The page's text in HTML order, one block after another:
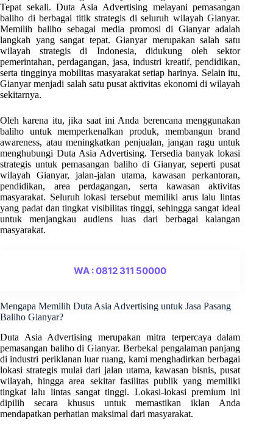
Tepat sekali. Duta Asia Advertising melayani pemasangan
baliho di berbagai titik strategis di seluruh wilayah Gianyar.
Memilih baliho sebagai media promosi di Gianyar adalah
langkah yang sangat tepat. Gianyar merupakan salah satu
wilayah strategis di Indonesia, didukung oleh sektor
pemerintahan, perdagangan, jasa, industri kreatif, pendidikan,
serta tingginya mobilitas masyarakat setiap harinya. Selain itu,
Gianyar menjadi salah satu pusat aktivitas ekonomi di wilayah
sekitarnya.
Oleh karena itu, jika saat ini Anda berencana menggunakan
baliho untuk memperkenalkan produk, membangun brand
awareness, atau meningkatkan penjualan, jangan ragu untuk
menghubungi Duta Asia Advertising. Tersedia banyak lokasi
strategis untuk pemasangan baliho di Gianyar, seperti pusat
wilayah Gianyar, jalan-jalan utama, kawasan perkantoran,
pendidikan, area perdagangan, serta kawasan aktivitas
masyarakat. Seluruh lokasi tersebut memiliki arus lalu lintas
yang padat dan tingkat visibilitas tinggi, sehingga sangat ideal
untuk menjangkau audiens luas dari berbagai kalangan
masyarakat.
WA : 0812 311 50000
Mengapa Memilih Duta Asia Advertising untuk Jasa Pasang
Baliho Gianyar?
Duta Asia Advertising merupakan mitra terpercaya dalam
pemasangan baliho di Gianyar. Berbekal pengalaman panjang
di industri periklanan luar ruang, kami menghadirkan berbagai
lokasi strategis mulai dari jalan utama, kawasan bisnis, pusat
wilayah, hingga area sekitar fasilitas publik yang memiliki
tingkat lalu lintas sangat tinggi. Lokasi-lokasi premium ini
dipilih secara khusus untuk memastikan iklan Anda
mendapatkan perhatian maksimal dari masyarakat.